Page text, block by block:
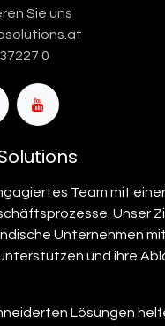
Sie uns
0
Team mit
Unser
Unternehmen
und ihre
Lösungen